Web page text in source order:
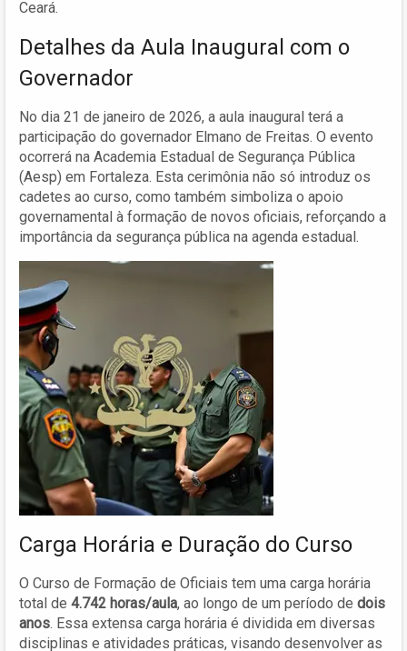
Ceará.
Detalhes da Aula Inaugural com o
Governador
No dia 21 de janeiro de 2026, a aula inaugural terá a
participação do governador Elmano de Freitas. O evento
ocorrerá na Academia Estadual de Segurança Pública
(Aesp) em Fortaleza. Esta cerimônia não só introduz os
cadetes ao curso, como também simboliza o apoio
governamental à formação de novos oficiais, reforçando a
importância da segurança pública na agenda estadual.
Carga Horária e Duração do Curso
O Curso de Formação de Oficiais tem uma carga horária
total de 4.742 horas/aula, ao longo de um período de dois
anos. Essa extensa carga horária é dividida em diversas
disciplinas e atividades práticas, visando desenvolver as